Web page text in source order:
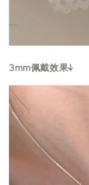
3mm佩戴效果↓